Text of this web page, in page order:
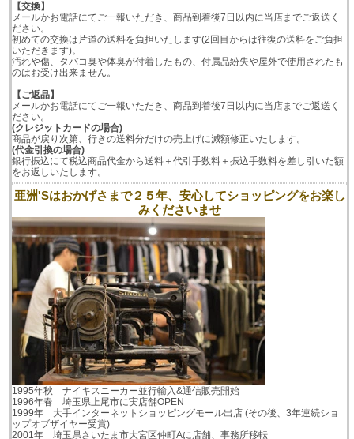
【交換】
メールかお電話にてご一報いただき、商品到着後7日以内に当店までご返送く
ださい。
初めての交換は片道の送料を負担いたします(2回目からは往復の送料をご負担
いただきます)。
汚れや傷、タバコ臭や体臭が付着したもの、付属品紛失や屋外で使用されたも
のはお受け出来ません。
【ご返品】
メールかお電話にてご一報いただき、商品到着後7日以内に当店までご返送く
ださい。
(クレジットカードの場合)
商品が戻り次第、行きの送料分だけの売上げに減額修正いたします。
(代金引換の場合)
銀行振込にて税込商品代金から送料＋代引手数料＋振込手数料を差し引いた額
をお返しいたします。
亜洲'Sはおかげさまで２５年、安心してショッピングをお楽し
みくださいませ
1995年秋 ナイキスニーカー並行輸入&通信販売開始
1996年春 埼玉県上尾市に実店舗OPEN
1999年 大手インターネットショッピングモール出店 (その後、3年連続ショ
ップオブザイヤー受賞)
2001年 埼玉県さいたま市大宮区仲町Aに店舗、事務所移転